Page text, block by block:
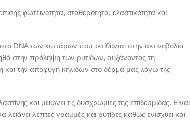
φωτεινότητα, σταθερότητα, ελαστικότητα και
DNA των κυττάρων που εκτίθενται στην ακτινοβολία
στην πρόληψη των ρυτίδων, αυξάνοντας τη
και την αποφυγή κηλίδων στο δέρμα μας λόγω της
και μειώνει τις δυσχρωμίες της επιδερμίδας. Είναι
λεπτές γραμμές και ρυτίδες καθώς ενισχύει και